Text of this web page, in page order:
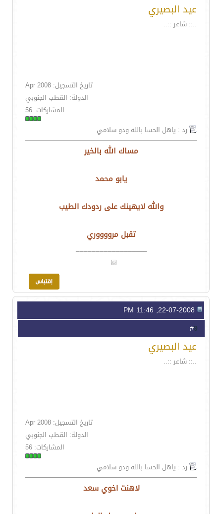
عيد البصيري
..:: شاعر ::..
تاريخ التسجيل: Apr 2008
الدولة: القطب الجنوبي
المشاركات: 56
رد : ياهل الحسا بالله ودو سلامي
مساك الله بالخير
يابو محمد
والله لايهينك على ردودك الطيب
تقبل مرووووري
__________________
9
عيد البصيري
..:: شاعر ::..
تاريخ التسجيل: Apr 2008
الدولة: القطب الجنوبي
المشاركات: 56
رد : ياهل الحسا بالله ودو سلامي
لاهنت اخوي سعد